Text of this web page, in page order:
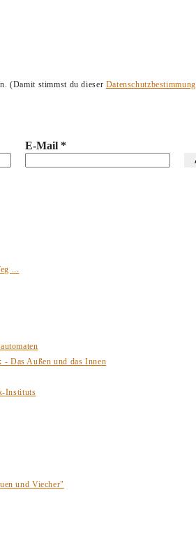
(Damit stimmst du dieser Datenschutzbestimmung
E-Mail *
...
- Das Außen und das Innen
Instituts
und Viecher"